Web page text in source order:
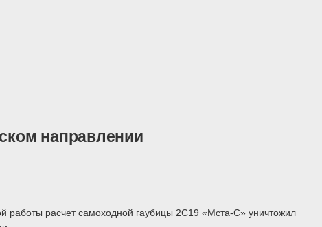
направлении
работы расчет самоходной гаубицы 2С19 «Мста-С» уничтожил